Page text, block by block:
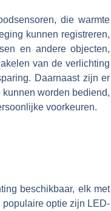
die warmte
kunnen registreren,
en andere objecten,
van de verlichting
Daarnaast zijn er
worden bediend,
voorkeuren.
beschikbaar, elk met
populaire optie zijn LED-